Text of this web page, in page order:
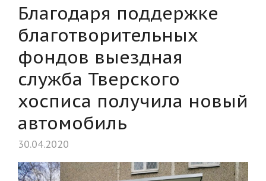
Благодаря поддержке
благотворительных
фондов выездная
служба Тверского
хосписа получила новый
автомобиль
30.04.2020